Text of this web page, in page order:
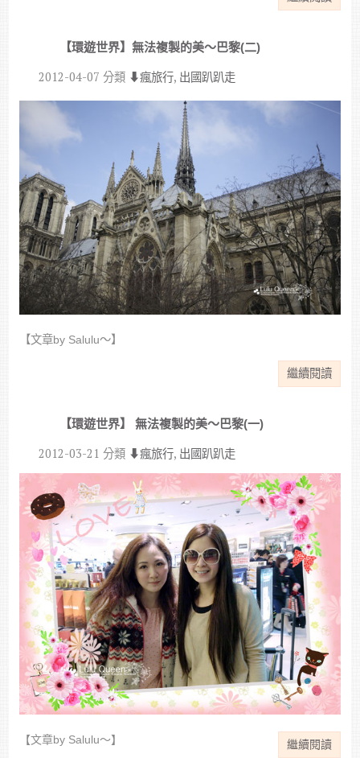
【環遊世界】無法複製的美～巴黎(二)
2012-04-07 分類 ⬇︎瘋旅行, 出國趴趴走
【文章by Salulu～】
繼續閱讀
【環遊世界】 無法複製的美～巴黎(一)
2012-03-21 分類 ⬇︎瘋旅行, 出國趴趴走
【文章by Salulu～】 繼續閱讀